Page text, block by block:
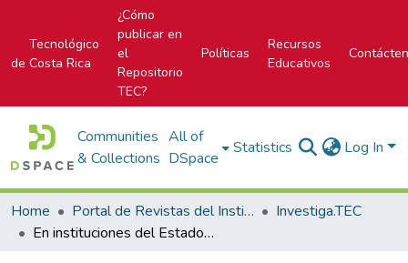
Tecnológico
de Costa Rica
¿Cómo
publicar en
el
Repositorio
TEC?
Políticas
Recursos
Educativos
Communities
& Collections
All of
DSpace
Statistics Log In
Home Portal de Revistas del Instituto Tecnológico de Costa Rica
Investiga.TEC
En instituciones del Estado: Fortalecimiento de proveedurías para uso y selección de madera como material sostenible